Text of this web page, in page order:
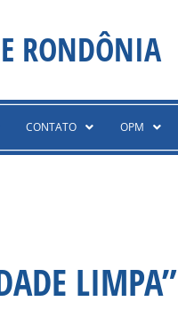
RONDÔNIA
CONTATO OPM
LIMPA”